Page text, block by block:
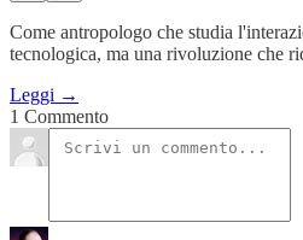
Come antropologo che studia
tecnologica, ma una rivoluzione che
Leggi →
1 Commento